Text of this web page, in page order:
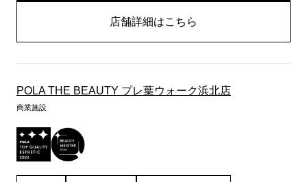
店舗詳細はこちら
POLA THE BEAUTY プレ葉ウォーク浜北店
商業施設